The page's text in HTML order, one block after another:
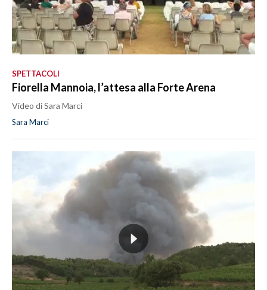
SPETTACOLI
Fiorella Mannoia, l’attesa alla Forte Arena
Video di Sara Marci
Sara Marci